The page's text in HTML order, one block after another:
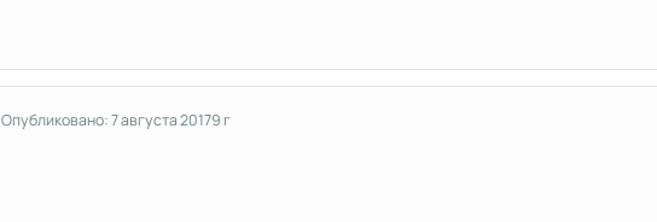
Опубликовано:7 августа 20179 г